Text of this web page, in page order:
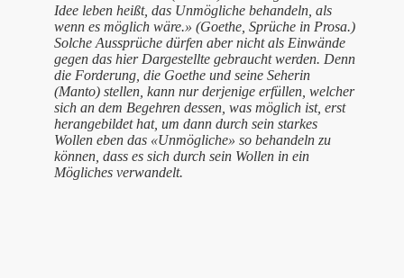
Idee leben heißt, das Unmögliche behandeln, als
wenn es möglich wäre.» (Goethe, Sprüche in Prosa.)
Solche Aussprüche dürfen aber nicht als Einwände
gegen das hier Dargestellte gebraucht werden. Denn
die Forderung, die Goethe und seine Seherin
(Manto) stellen, kann nur derjenige erfüllen, welcher
sich an dem Begehren dessen, was möglich ist, erst
herangebildet hat, um dann durch sein starkes
Wollen eben das «Unmögliche» so behandeln zu
können, dass es sich durch sein Wollen in ein
Mögliches verwandelt.